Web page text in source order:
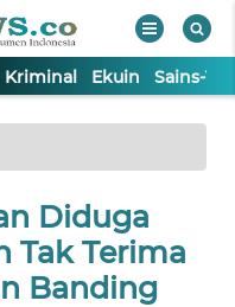
Kriminal Ekuin Sains-
Diduga
Tak Terima
Banding